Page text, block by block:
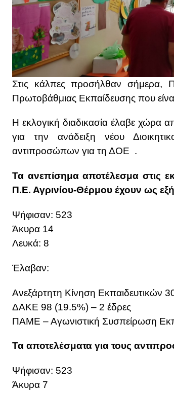
Στις κάλπες προσήλθαν σήμερα,
Πρωτοβάθμιας Εκπαίδευσης που
Η εκλογική διαδικασία έλαβε χώρα
για την ανάδειξη νέου
αντιπροσώπων για τη ΔΟΕ .
Τα ανεπίσημα αποτέλεσμα στις
Π.Ε. Αγρινίου-Θέρμου έχουν ως
Ψήφισαν: 523
Άκυρα 14
Λευκά: 8
Έλαβαν:
Ανεξάρτητη Κίνηση Εκπαιδευτικών
ΔΑΚΕ 98 (19.5%) – 2 έδρες
ΠΑΜΕ – Αγωνιστική Συσπείρωση
Τα αποτελέσματα για τους
Ψήφισαν: 523
Άκυρα 7